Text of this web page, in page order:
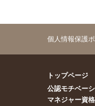
個人情報保護
トップページ
公認モチベーシ
マネジャー資